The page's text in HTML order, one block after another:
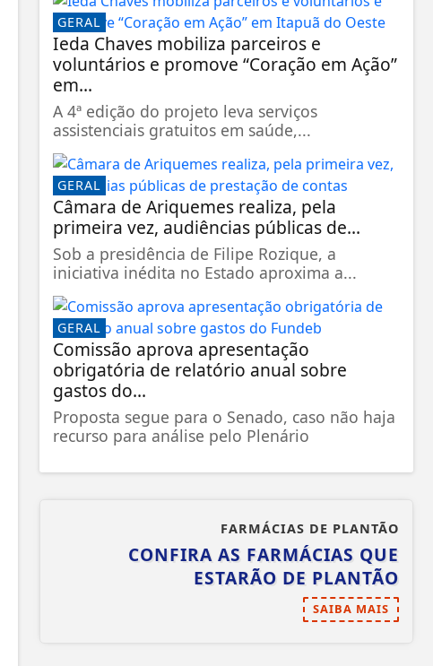
GERAL
Ieda Chaves mobiliza parceiros e
voluntários e promove “Coração em Ação”
em...
A 4ª edição do projeto leva serviços
assistenciais gratuitos em saúde,...
GERAL
Câmara de Ariquemes realiza, pela
primeira vez, audiências públicas de...
Sob a presidência de Filipe Rozique, a
iniciativa inédita no Estado aproxima a...
GERAL
Comissão aprova apresentação
obrigatória de relatório anual sobre
gastos do...
Proposta segue para o Senado, caso não haja
recurso para análise pelo Plenário
FARMÁCIAS DE PLANTÃO
CONFIRA AS FARMÁCIAS QUE
ESTARÃO DE PLANTÃO
SAIBA MAIS